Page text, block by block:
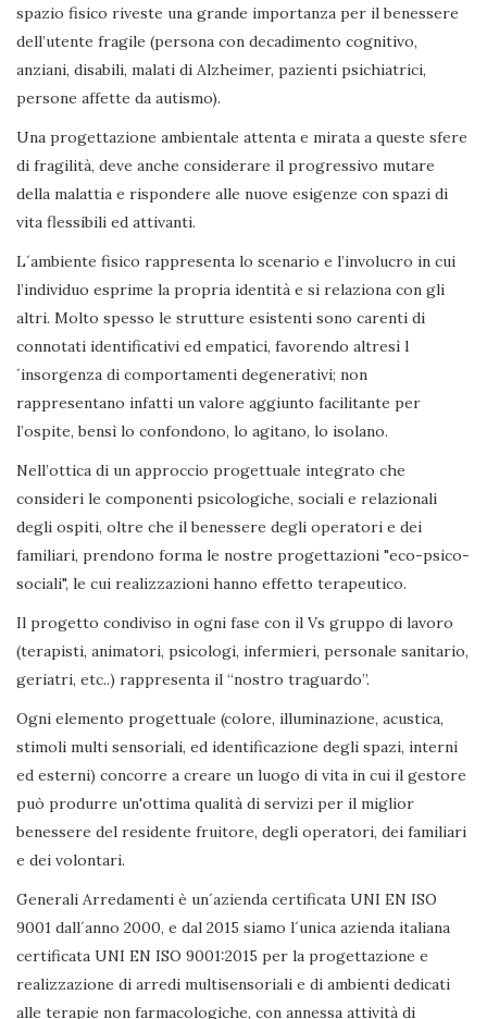
spazio fisico riveste una grande importanza per il benessere
dell’utente fragile (persona con decadimento cognitivo,
anziani, disabili, malati di Alzheimer, pazienti psichiatrici,
persone affette da autismo).
Una progettazione ambientale attenta e mirata a queste sfere
di fragilità, deve anche considerare il progressivo mutare
della malattia e rispondere alle nuove esigenze con spazi di
vita flessibili ed attivanti.
L´ambiente fisico rappresenta lo scenario e l’involucro in cui
l’individuo esprime la propria identità e si relaziona con gli
altri. Molto spesso le strutture esistenti sono carenti di
connotati identificativi ed empatici, favorendo altresì l
´insorgenza di comportamenti degenerativi; non
rappresentano infatti un valore aggiunto facilitante per
l’ospite, bensì lo confondono, lo agitano, lo isolano.
Nell’ottica di un approccio progettuale integrato che
consideri le componenti psicologiche, sociali e relazionali
degli ospiti, oltre che il benessere degli operatori e dei
familiari, prendono forma le nostre progettazioni "eco-psico-
sociali", le cui realizzazioni hanno effetto terapeutico.
Il progetto condiviso in ogni fase con il Vs gruppo di lavoro
(terapisti, animatori, psicologi, infermieri, personale sanitario,
geriatri, etc..) rappresenta il “nostro traguardo”.
Ogni elemento progettuale (colore, illuminazione, acustica,
stimoli multi sensoriali, ed identificazione degli spazi, interni
ed esterni) concorre a creare un luogo di vita in cui il gestore
può produrre un'ottima qualità di servizi per il miglior
benessere del residente fruitore, degli operatori, dei familiari
e dei volontari.
Generali Arredamenti è un´azienda certificata UNI EN ISO
9001 dall´anno 2000, e dal 2015 siamo l´unica azienda italiana
certificata UNI EN ISO 9001:2015 per la progettazione e
realizzazione di arredi multisensoriali e di ambienti dedicati
alle terapie non farmacologiche, con annessa attività di